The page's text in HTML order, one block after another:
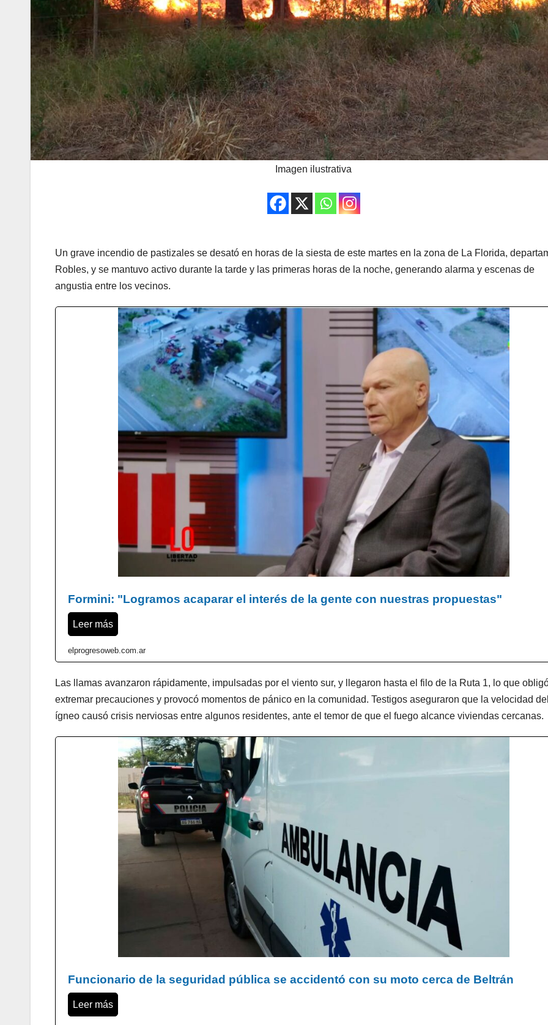
Imagen ilustrativa
Un grave incendio de pastizales se desató en horas de la siesta de este martes en la zona de La Florida,
Robles, y se mantuvo activo durante la tarde y las primeras horas de la noche, generando alarma y escenas de
angustia entre los vecinos.
Formini: "Logramos acaparar el interés de la gente con nuestras propuestas"
Leer más
elprogresoweb.com.ar
Las llamas avanzaron rápidamente, impulsadas por el viento sur, y llegaron hasta el filo de la Ruta 1, lo que
extremar precauciones y provocó momentos de pánico en la comunidad. Testigos aseguraron que la velocidad
ígneo causó crisis nerviosas entre algunos residentes, ante el temor de que el fuego alcance viviendas cercanas.
Funcionario de la seguridad pública se accidentó con su moto cerca de Beltrán
Leer más